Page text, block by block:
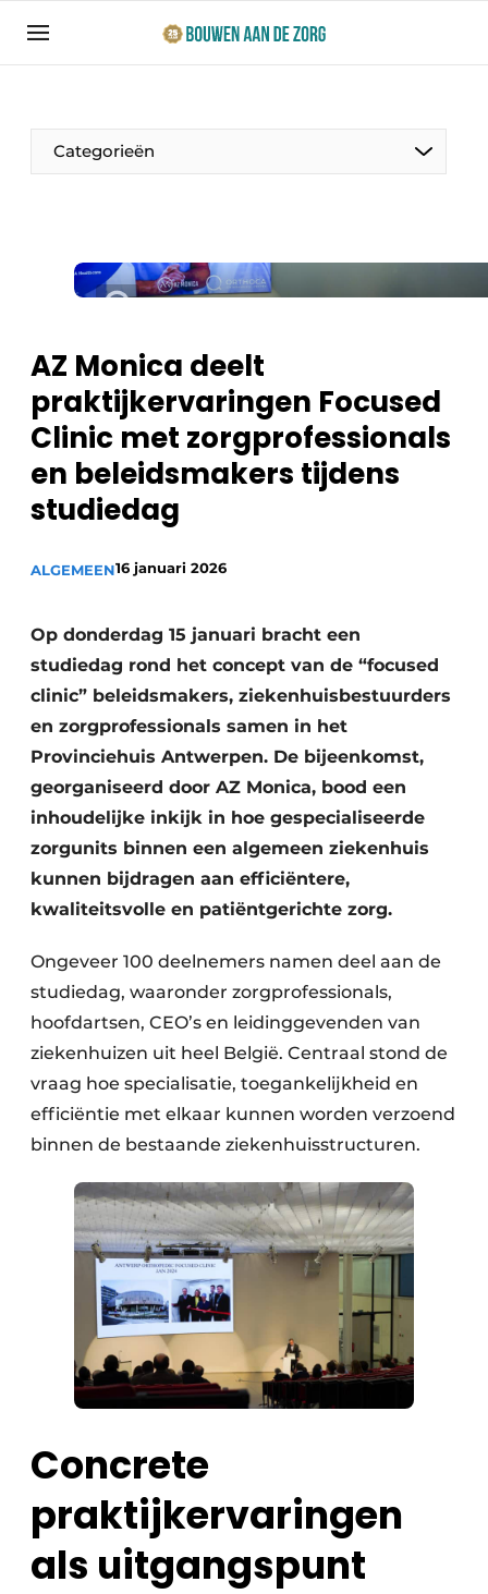
Aanmelden
Bedrijven
Bouwen aan de Zorg | Vakblad over bouw en
Direct contact
Jaarboek
Jubileumboek
Meest gelezen
Nieuwsbrief
Podcasts
Vacature aanmelden
Video’s
Categorieën
Productinformatie
Ziekenhuizen
Woonzorg & Verpleeghuizen
Privéklinieken
Laboratoria
AZ Monica deelt
praktijkervaringen Focused
Clinic met zorgprofessionals
en beleidsmakers tijdens
studiedag
ALGEMEEN16 januari 2026
Op donderdag 15 januari bracht een
studiedag rond het concept van de “focused
clinic” beleidsmakers, ziekenhuisbestuurders
en zorgprofessionals samen in het
Provinciehuis Antwerpen. De bijeenkomst,
georganiseerd door AZ Monica, bood een
inhoudelijke inkijk in hoe gespecialiseerde
zorgunits binnen een algemeen ziekenhuis
kunnen bijdragen aan efficiëntere,
kwaliteitsvolle en patiëntgerichte zorg.
Ongeveer 100 deelnemers namen deel aan de
studiedag, waaronder zorgprofessionals,
hoofdartsen, CEO’s en leidinggevenden van
ziekenhuizen uit heel België. Centraal stond de
vraag hoe specialisatie, toegankelijkheid en
efficiëntie met elkaar kunnen worden verzoend
binnen de bestaande ziekenhuisstructuren.
Concrete
praktijkervaringen
als uitgangspunt